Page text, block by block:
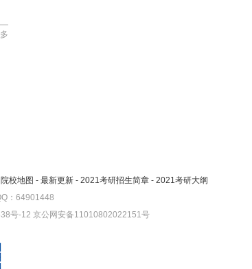
院校地图 - 最新更新 - 2021考研招生简章 - 2021考研大纲
：64901448
号-12 京公网安备11010802022151号